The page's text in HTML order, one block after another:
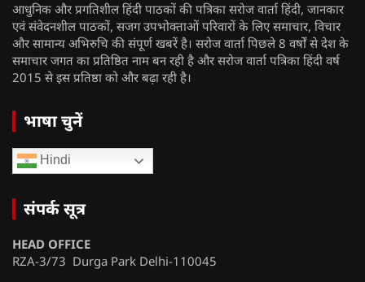
आधुनिक और प्रगतिशील हिंदी पाठकों की पत्रिका सरोज वार्ता हिंदी, जानकार
एवं संवेदनशील पाठकों, सजग उपभोक्ताओं परिवारों के लिए समाचार, विचार
और सामान्य अभिरुचि की संपूर्ण खबरें है। सरोज वार्ता पिछले 8 वर्षों से देश के
समाचार जगत का प्रतिष्ठित नाम बन रही है और सरोज वार्ता पत्रिका हिंदी वर्ष
2015 से इस प्रतिष्ठा को और बढ़ा रही है।
भाषा चुनें
Hindi
संपर्क सूत्र
HEAD OFFICE
RZA-3/73 Durga Park Delhi-110045